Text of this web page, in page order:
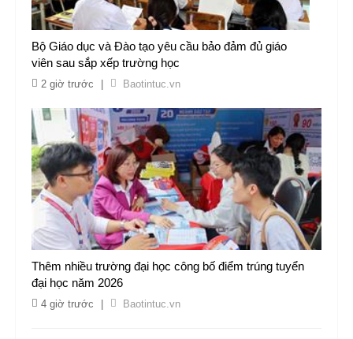
Bộ Giáo dục và Đào tạo yêu cầu bảo đảm đủ giáo
viên sau sắp xếp trường học
2 giờ trước Baotintuc.vn
Thêm nhiều trường đại học công bố điểm trúng tuyển
đại học năm 2026
4 giờ trước Baotintuc.vn